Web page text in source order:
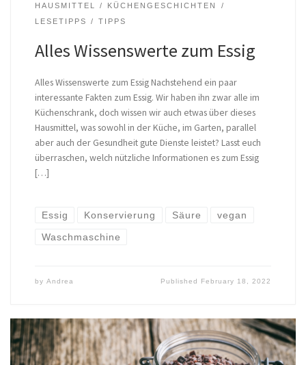
HAUSMITTEL
KÜCHENGESCHICHTEN
LESETIPPS
TIPPS
Alles Wissenswerte zum Essig
Alles Wissenswerte zum Essig Nachstehend ein paar
interessante Fakten zum Essig. Wir haben ihn zwar alle im
Küchenschrank, doch wissen wir auch etwas über dieses
Hausmittel, was sowohl in der Küche, im Garten, parallel
aber auch der Gesundheit gute Dienste leistet? Lasst euch
überraschen, welch nützliche Informationen es zum Essig
[…]
Essig Konservierung Säure vegan
Waschmaschine
by Andrea Published February 18, 2022